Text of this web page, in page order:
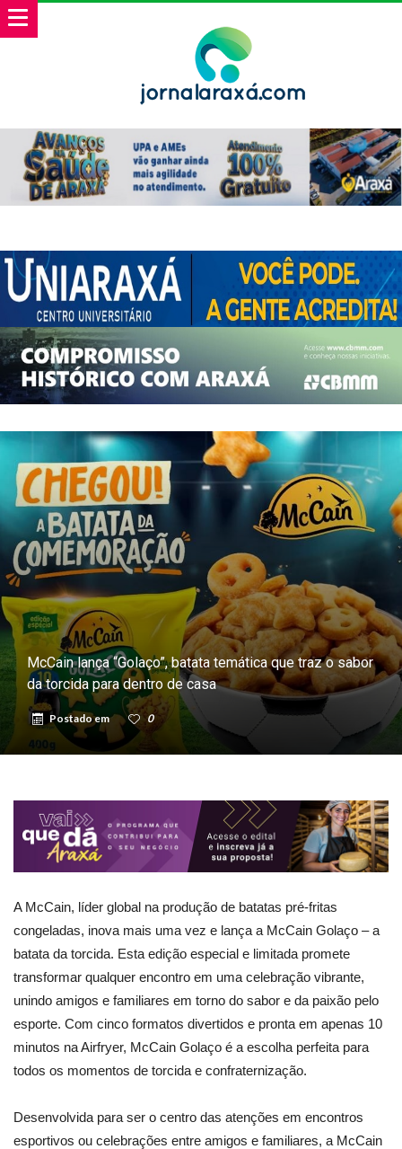
McCain lança “Golaço”, batata temática que traz o sabor
da torcida para dentro de casa
Postado em 0
A McCain, líder global na produção de batatas pré-fritas
congeladas, inova mais uma vez e lança a McCain Golaço – a
batata da torcida. Esta edição especial e limitada promete
transformar qualquer encontro em uma celebração vibrante,
unindo amigos e familiares em torno do sabor e da paixão pelo
esporte. Com cinco formatos divertidos e pronta em apenas 10
minutos na Airfryer, McCain Golaço é a escolha perfeita para
todos os momentos de torcida e confraternização.
Desenvolvida para ser o centro das atenções em encontros
esportivos ou celebrações entre amigos e familiares, a McCain